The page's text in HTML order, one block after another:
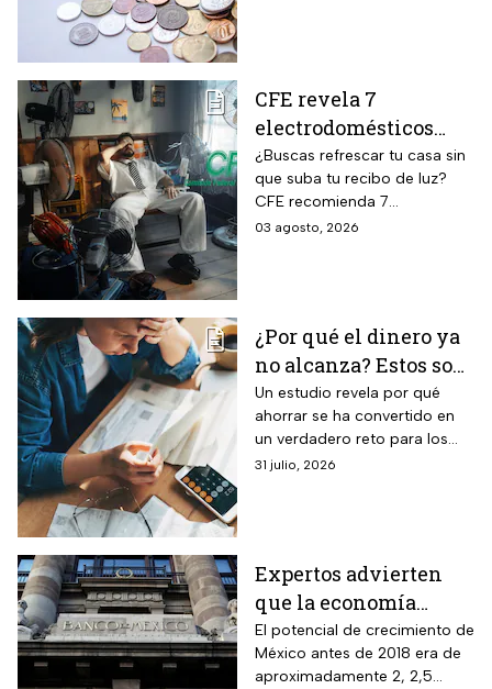
CFE revela 7
electrodomésticos
para combatir el calor
sin que se dispare tu
recibo de luz
¿Buscas refrescar tu casa sin
que suba tu recibo de luz?
CFE recomienda 7
electrodomésticos eficientes
03 agosto, 2026
¿Por qué el dinero ya
no alcanza? Estos son
los gastos que más
impactan a los
mexicanos
Un estudio revela por qué
ahorrar se ha convertido en
un verdadero reto para los
mexicanos.
31 julio, 2026
Expertos advierten
que la economía
mexicana esta al
borde del colapso
El potencial de crecimiento de
México antes de 2018 era de
aproximadamente 2, 2,5